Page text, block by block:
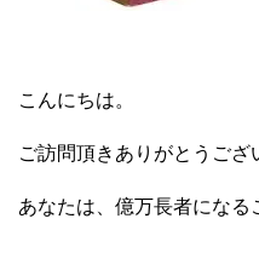
こんにちは。
ご訪問頂きありがとうござ
あなたは、億万長者になる